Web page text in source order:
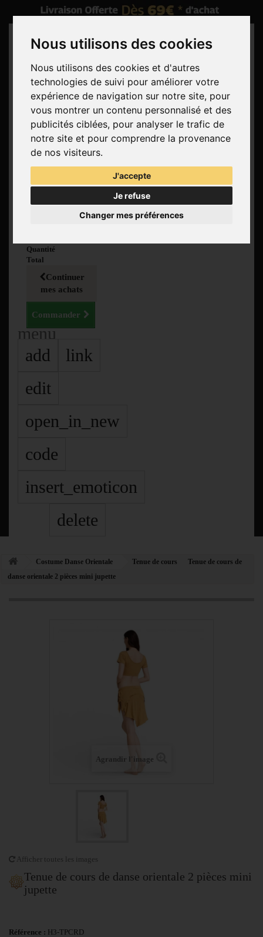
Nous utilisons des cookies
Nous utilisons des cookies et d'autres
technologies de suivi pour améliorer votre
expérience de navigation sur notre site, pour
vous montrer un contenu personnalisé et des
publicités ciblées, pour analyser le trafic de
notre site et pour comprendre la provenance
de nos visiteurs.
J'accepte
Je refuse
Changer mes préférences
Rechercher
Panier(vide)
Aucun produit
Livraison gratuite !
Livraison
Quantité
Total
Continuer
mes achats
Commander
menu
add
link
edit
open_in_new
code
insert_emoticon
delete
Costume Danse Orientale Tenue de cours
Tenue de cours de
danse orientale 2 pièces mini jupette
Agrandir l'image
Afficher toutes les images
Tenue de cours de danse orientale 2 pièces mini
jupette
Référence : H3-TPCRD